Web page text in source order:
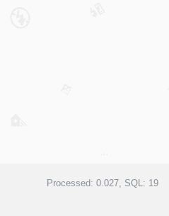
Processed: 0.027, SQL: 19